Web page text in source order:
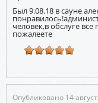
Был 9.08.18 в сауне
человек,в обслуге
пожалеете
Опубликовано 14